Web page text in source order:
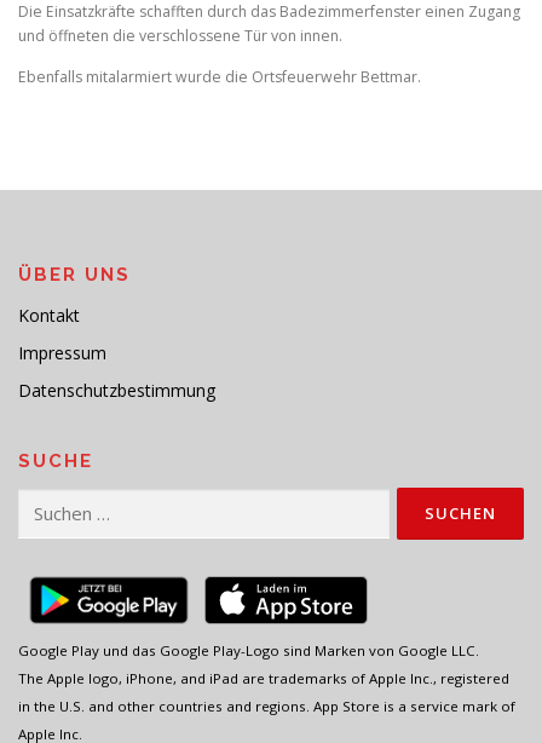
Die Einsatzkräfte schafften durch das Badezimmerfenster einen Zugang
und öffneten die verschlossene Tür von innen.
Ebenfalls mitalarmiert wurde die Ortsfeuerwehr Bettmar.
ÜBER UNS
Kontakt
Impressum
Datenschutzbestimmung
SUCHE
Suchen
Google Play und das Google Play-Logo sind Marken von Google LLC.
The Apple logo, iPhone, and iPad are trademarks of Apple Inc., registered
in the U.S. and other countries and regions. App Store is a service mark of
Apple Inc.